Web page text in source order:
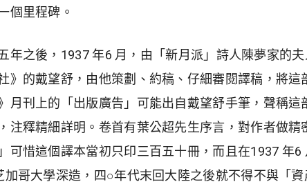
個里程碑。
年之後，1937 年6 月，由「新月派」詩人陳夢家的
》的戴望舒，由他策劃、約稿、仔細審閱譯稿，將這
月刊上的「出版廣告」可能出自戴望舒手筆，聲稱這
注釋精細詳明。卷首有葉公超先生序言，對作者做精
可惜這個譯本當初只印三百五十冊，而且在1937 年
哥大學深造，四○年代末回大陸之後就不得不與「